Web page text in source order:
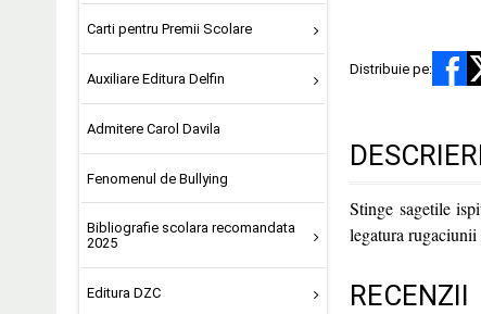
Carti pentru Premii Scolare
Auxiliare Editura Delfin
Admitere Carol Davila
Fenomenul de Bullying
Bibliografie scolara recomandata
2025
Editura DZC
Distribuie pe:
Stinge sagetile
legatura rugaciunii
RECENZII